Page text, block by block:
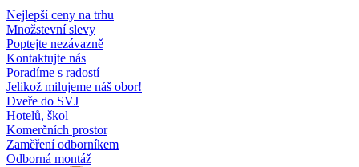
Nejlepší ceny na trhu
Množstevní slevy
Poptejte nezávazně
Kontaktujte nás
Poradíme s radostí
Jelikož milujeme náš obor!
Dveře do SVJ
Hotelů, škol
Komerčních prostor
Zaměření odborníkem
Odborná montáž